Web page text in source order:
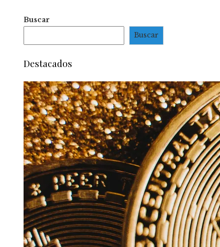
Buscar
Buscar
Destacados